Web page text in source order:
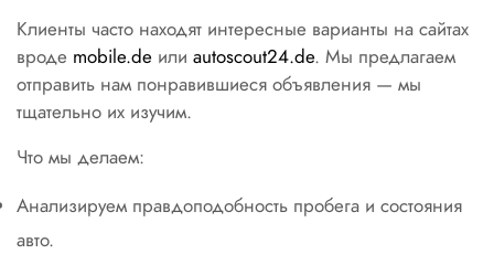
Клиенты часто находят интересные варианты на сайтах
вроде mobile.de или autoscout24.de. Мы предлагаем
отправить нам понравившиеся объявления — мы
тщательно их изучим.
Что мы делаем:
Анализируем правдоподобность пробега и состояния
авто.